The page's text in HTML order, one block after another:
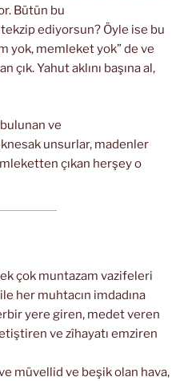
Bütün bu
ediyorsun? Öyle ise bu
yok, memleket yok” de ve
çık. Yahut aklını başına al,
ve
unsurlar, madenler
çıkan herşey o
çok muntazam vazifeleri
her muhtacın imdadına
yere giren, medet veren
ve zîhayatı emziren
müvellid ve beşik olan hava,